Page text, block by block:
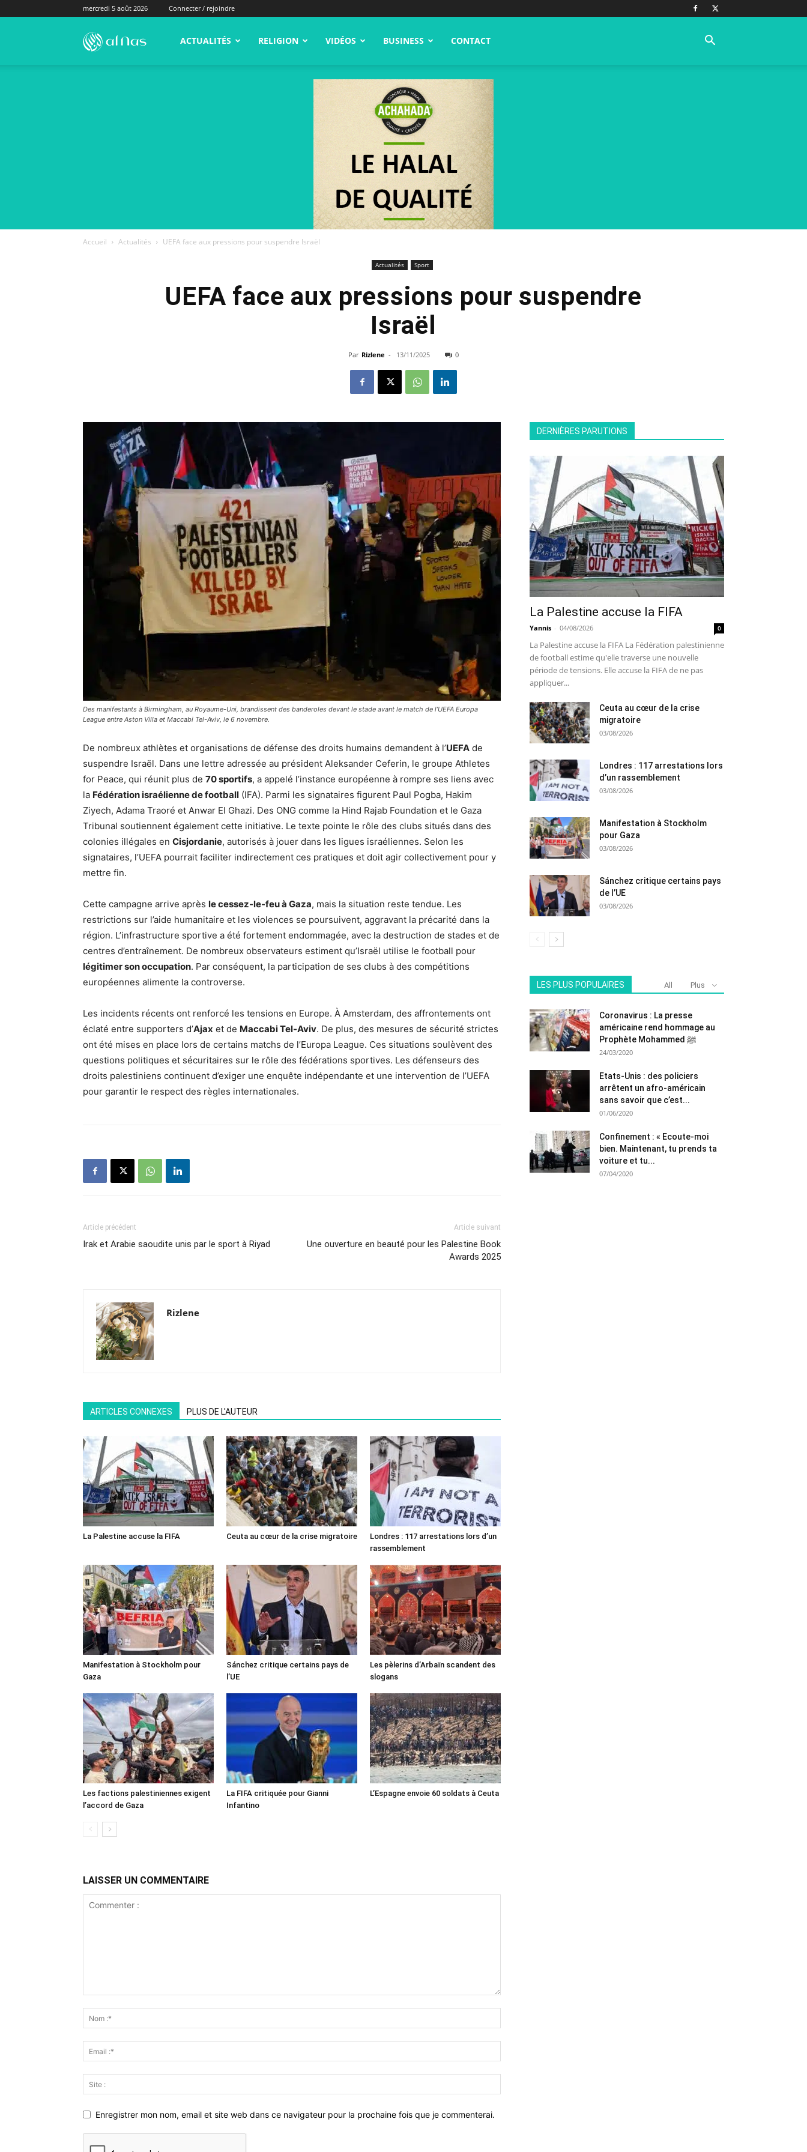
mercredi 5 août 2026 Connecter / rejoindre
alNas.fr ACTUALITÉS RELIGION VIDÉOS BUSINESS CONTACT
Accueil Actualités UEFA face aux pressions pour suspendre Israël
Actualités Sport
UEFA face aux pressions pour suspendre
Israël
Par Rizlene - 13/11/2025 0
Des manifestants à Birmingham, au Royaume-Uni, brandissent des banderoles devant le stade avant le match de l’UEFA Europa
League entre Aston Villa et Maccabi Tel-Aviv, le 6 novembre.
De nombreux athlètes et organisations de défense des droits humains demandent à l’UEFA de
suspendre Israël. Dans une lettre adressée au président Aleksander Ceferin, le groupe Athletes
for Peace, qui réunit plus de 70 sportifs, a appelé l’instance européenne à rompre ses liens avec
la Fédération israélienne de football (IFA). Parmi les signataires figurent Paul Pogba, Hakim
Ziyech, Adama Traoré et Anwar El Ghazi. Des ONG comme la Hind Rajab Foundation et le Gaza
Tribunal soutiennent également cette initiative. Le texte pointe le rôle des clubs situés dans des
colonies illégales en Cisjordanie, autorisés à jouer dans les ligues israéliennes. Selon les
signataires, l’UEFA pourrait faciliter indirectement ces pratiques et doit agir collectivement pour y
mettre fin.
Cette campagne arrive après le cessez-le-feu à Gaza, mais la situation reste tendue. Les
restrictions sur l’aide humanitaire et les violences se poursuivent, aggravant la précarité dans la
région. L’infrastructure sportive a été fortement endommagée, avec la destruction de stades et de
centres d’entraînement. De nombreux observateurs estiment qu’Israël utilise le football pour
légitimer son occupation. Par conséquent, la participation de ses clubs à des compétitions
européennes alimente la controverse.
Les incidents récents ont renforcé les tensions en Europe. À Amsterdam, des affrontements ont
éclaté entre supporters d’Ajax et de Maccabi Tel-Aviv. De plus, des mesures de sécurité strictes
ont été mises en place lors de certains matchs de l’Europa League. Ces situations soulèvent des
questions politiques et sécuritaires sur le rôle des fédérations sportives. Les défenseurs des
droits palestiniens continuent d’exiger une enquête indépendante et une intervention de l’UEFA
pour garantir le respect des règles internationales.
Article précédent
Irak et Arabie saoudite unis par le sport à Riyad
Article suivant
Une ouverture en beauté pour les Palestine Book
Awards 2025
Rizlene
ARTICLES CONNEXES PLUS DE L'AUTEUR
La Palestine accuse la FIFA Ceuta au cœur de la crise migratoire
Londres : 117 arrestations lors d’un
rassemblement
Manifestation à Stockholm pour
Gaza
Sánchez critique certains pays de
l’UE
Les pèlerins d’Arbaïn scandent des
slogans
Les factions palestiniennes exigent
l’accord de Gaza
La FIFA critiquée pour Gianni
Infantino
L’Espagne envoie 60 soldats à Ceuta
LAISSER UN COMMENTAIRE
Enregistrer mon nom, email et site web dans ce navigateur pour la prochaine fois que je commenterai.
DERNIÈRES PARUTIONS
La Palestine accuse la FIFA
Yannis - 04/08/2026 0
La Palestine accuse la FIFA La Fédération palestinienne
de football estime qu'elle traverse une nouvelle
période de tensions. Elle accuse la FIFA de ne pas
appliquer...
Ceuta au cœur de la crise
migratoire
03/08/2026
Londres : 117 arrestations lors
d’un rassemblement
03/08/2026
Manifestation à Stockholm
pour Gaza
03/08/2026
Sánchez critique certains pays
de l’UE
03/08/2026
LES PLUS POPULAIRES All Plus
Coronavirus : La presse
américaine rend hommage au
Prophète Mohammed ﷺ
24/03/2020
Etats-Unis : des policiers
arrêtent un afro-américain
sans savoir que c’est...
01/06/2020
Confinement : « Ecoute-moi
bien. Maintenant, tu prends ta
voiture et tu...
07/04/2020